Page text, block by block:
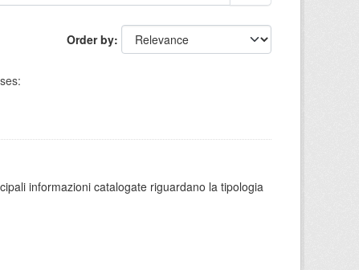
Order by
informazioni catalogate riguardano la tipologia